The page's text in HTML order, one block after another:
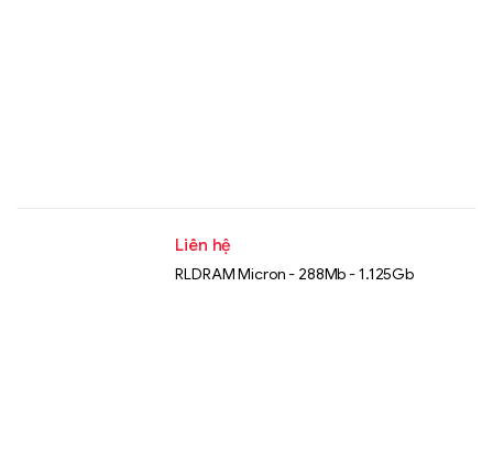
Liên hệ
RLDRAM Micron - 288Mb - 1.125Gb